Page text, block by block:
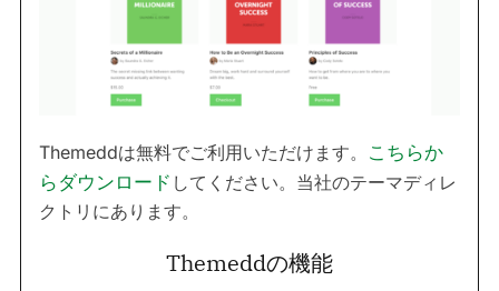
Themeddは無料でご利用いただけます。 こちらか
らダウンロード してください。当社のテーマディレ
クトリにあります。
Themeddの機能